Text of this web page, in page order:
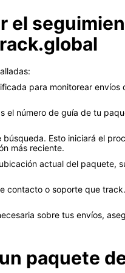
el
para monitorear
número de guía de tu
Esto iniciará el
más reciente.
actual del paquete,
contacto o soporte que
sobre tus envíos,
paquete